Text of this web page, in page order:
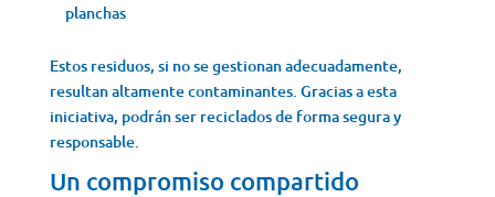
planchas
Estos residuos, si no se gestionan adecuadamente,
resultan altamente contaminantes. Gracias a esta
iniciativa, podrán ser reciclados de forma segura y
responsable.
Un compromiso compartido